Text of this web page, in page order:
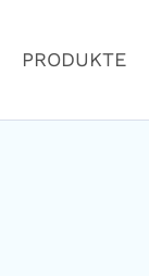
PRODUKTE